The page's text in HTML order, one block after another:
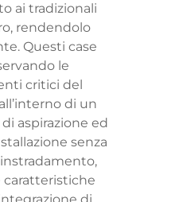
ai tradizionali
rendendolo
Questi case
le
critici del
di un
aspirazione ed
senza
caratteristiche